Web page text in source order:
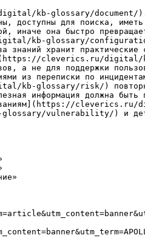
kb-glossary/document/
для поиска, иметь
она быстро
digital/kb-glossary/
хранит практические
cleverics.ru/
не для поддержки
из переписки по
glossary/risk/)
информация должна быть
vulnerability/) и